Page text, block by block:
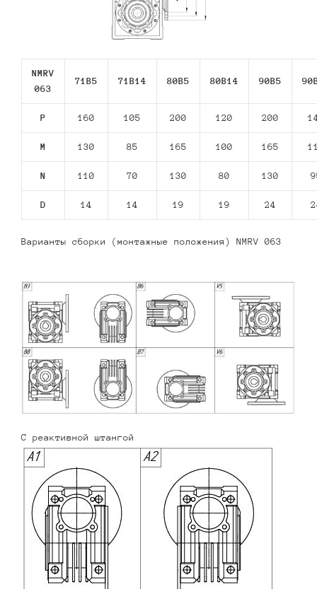
NMRV
063
71В5 71В14 80В5 80В14 90В5
P 160 105 200 120 200
M 130 85 165 100 165
N 110 70 130 80 130
D 14 14 19 19 24
Варианты сборки (монтажные положения) NMRV 063
С реактивной штангой